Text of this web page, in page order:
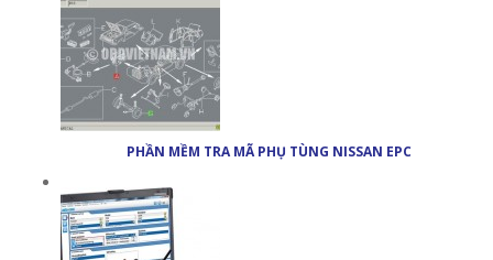
PHẦN MỀM TRA MÃ PHỤ TÙNG NISSAN EPC